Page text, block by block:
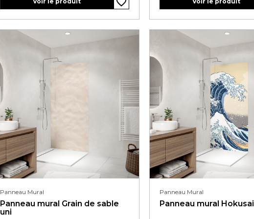
Panneau Mural
Panneau mural Grain de sable
uni
Panneau Mural
Panneau mural Hokusai